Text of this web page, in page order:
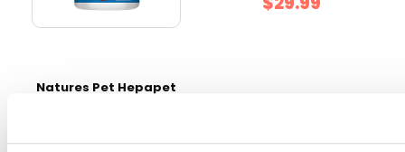
Natures Pet Hepapet